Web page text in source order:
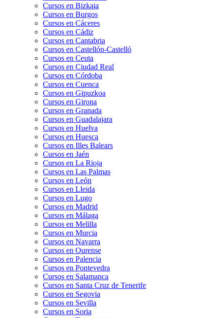
Cursos en Bizkaia
Cursos en Burgos
Cursos en Cáceres
Cursos en Cádiz
Cursos en Cantabria
Cursos en Castellón-Castelló
Cursos en Ceuta
Cursos en Ciudad Real
Cursos en Córdoba
Cursos en Cuenca
Cursos en Gipuzkoa
Cursos en Girona
Cursos en Granada
Cursos en Guadalajara
Cursos en Huelva
Cursos en Huesca
Cursos en Illes Balears
Cursos en Jaén
Cursos en La Rioja
Cursos en Las Palmas
Cursos en León
Cursos en Lleida
Cursos en Lugo
Cursos en Madrid
Cursos en Málaga
Cursos en Melilla
Cursos en Murcia
Cursos en Navarra
Cursos en Ourense
Cursos en Palencia
Cursos en Pontevedra
Cursos en Salamanca
Cursos en Santa Cruz de Tenerife
Cursos en Segovia
Cursos en Sevilla
Cursos en Soria